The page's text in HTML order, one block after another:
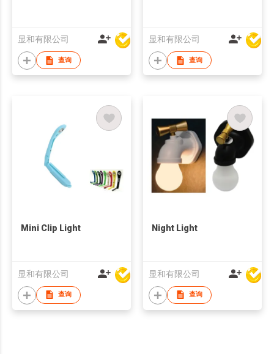
显和有限公司
查询
显和有限公司
查询
Mini Clip Light
显和有限公司
查询
Night Light
显和有限公司
查询